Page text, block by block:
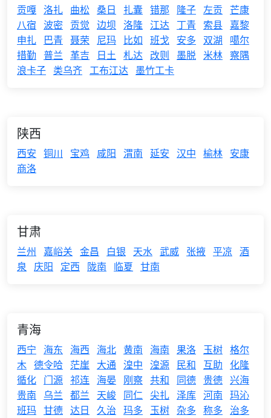
贡嘎 洛扎 曲松 桑日 扎囊 错那 隆子 左贡 芒康
八宿 波密 贡觉 边坝 洛隆 江达 丁青 索县 嘉黎
申扎
巴青 聂荣 尼玛 比如 班戈 安多 双湖
噶尔
措勤 普兰 革吉 日土 札达 改则 墨脱 米林 察隅
浪卡子 类乌齐 工布江达 墨竹工卡
陕西
西安 铜川 宝鸡 咸阳 渭南 延安 汉中 榆林 安康
商洛
甘肃
兰州 嘉峪关 金昌 白银 天水 武威 张掖 平凉 酒
泉
庆阳 定西 陇南 临夏 甘南
青海
西宁 海东 海西 海北 黄南 海南 果洛 玉树 格尔
木 德令哈 茫崖 大通 湟中 湟源 民和 互助 化隆
循化 门源 祁连 海晏 刚察 共和 同德 贵德 兴海
贵南
乌兰 都兰 天峻 同仁 尖扎 泽库 河南 玛沁
班玛 甘德 达日 久治 玛多 玉树 杂多 称多
治多